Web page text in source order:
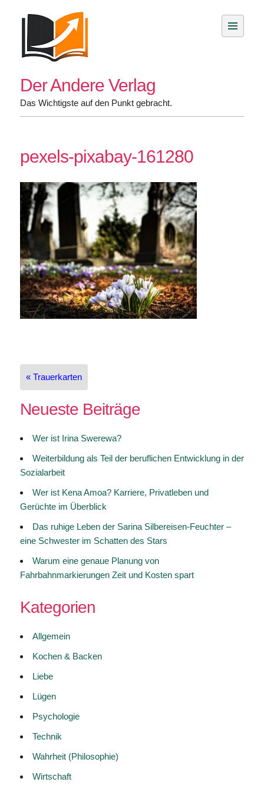
Der Andere Verlag
Das Wichtigste auf den Punkt gebracht.
pexels-pixabay-161280
Beitragsnavigation
« Trauerkarten
Neueste Beiträge
Wer ist Irina Swerewa?
Weiterbildung als Teil der beruflichen Entwicklung in der
Sozialarbeit
Wer ist Kena Amoa? Karriere, Privatleben und
Gerüchte im Überblick
Das ruhige Leben der Sarina Silbereisen-Feuchter –
eine Schwester im Schatten des Stars
Warum eine genaue Planung von
Fahrbahnmarkierungen Zeit und Kosten spart
Kategorien
Allgemein
Kochen & Backen
Liebe
Lügen
Psychologie
Technik
Wahrheit (Philosophie)
Wirtschaft